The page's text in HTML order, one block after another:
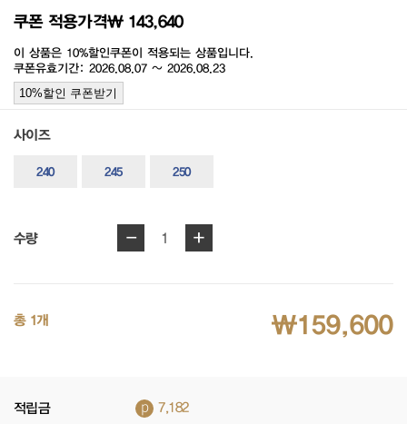
쿠폰 적용가격₩ 143,640
이 상품은 10%할인쿠폰이 적용되는 상품입니다.
쿠폰유효기간: 2026.08.07 ~ 2026.08.23
10%할인 쿠폰받기
사이즈
240 245 250
수량 - 1 +
총 1개 ₩159,600
적립금 p 7,182